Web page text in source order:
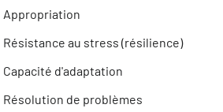
Appropriation
Résistance au stress (résilience)
Capacité d'adaptation
Résolution de problèmes